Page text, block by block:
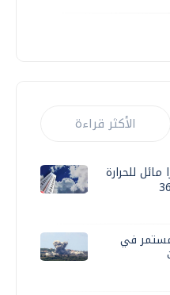
الأكثر قراءة
للحرارة
في